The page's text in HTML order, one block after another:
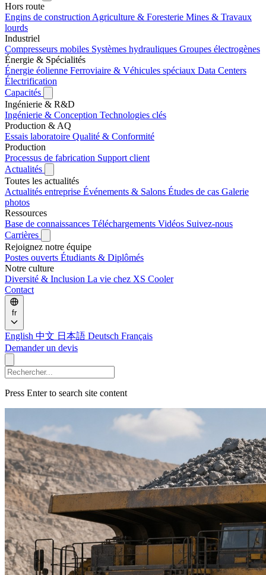
Hors route
Engins de construction Agriculture & Foresterie Mines & Travaux
lourds
Industriel
Compresseurs mobiles Systèmes hydrauliques Groupes électrogènes
Énergie & Spécialités
Énergie éolienne Ferroviaire & Véhicules spéciaux Data Centers
Électrification
Capacités
Ingénierie & R&D
Ingénierie & Conception Technologies clés
Production & AQ
Essais laboratoire Qualité & Conformité
Production
Processus de fabrication Support client
Actualités
Toutes les actualités
Actualités entreprise Événements & Salons Études de cas Galerie
photos
Ressources
Base de connaissances Téléchargements Vidéos Suivez-nous
Carrières
Rejoignez notre équipe
Postes ouverts Étudiants & Diplômés
Notre culture
Diversité & Inclusion La vie chez XS Cooler
Contact
fr
English 中文 日本語 Deutsch Français
Demander un devis
Press Enter to search site content